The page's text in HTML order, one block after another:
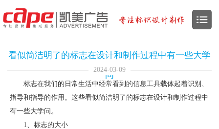
看似简洁明了的标志在设计和制作过程中有一些大学
问
2024-03-09
标志在我们的日常生活中经常看到的信息工具载体起着识别、
指导和指导的作用。这些看似简洁明了的标志在设计和制作过程中
有一些大学问。
1、标志的大小